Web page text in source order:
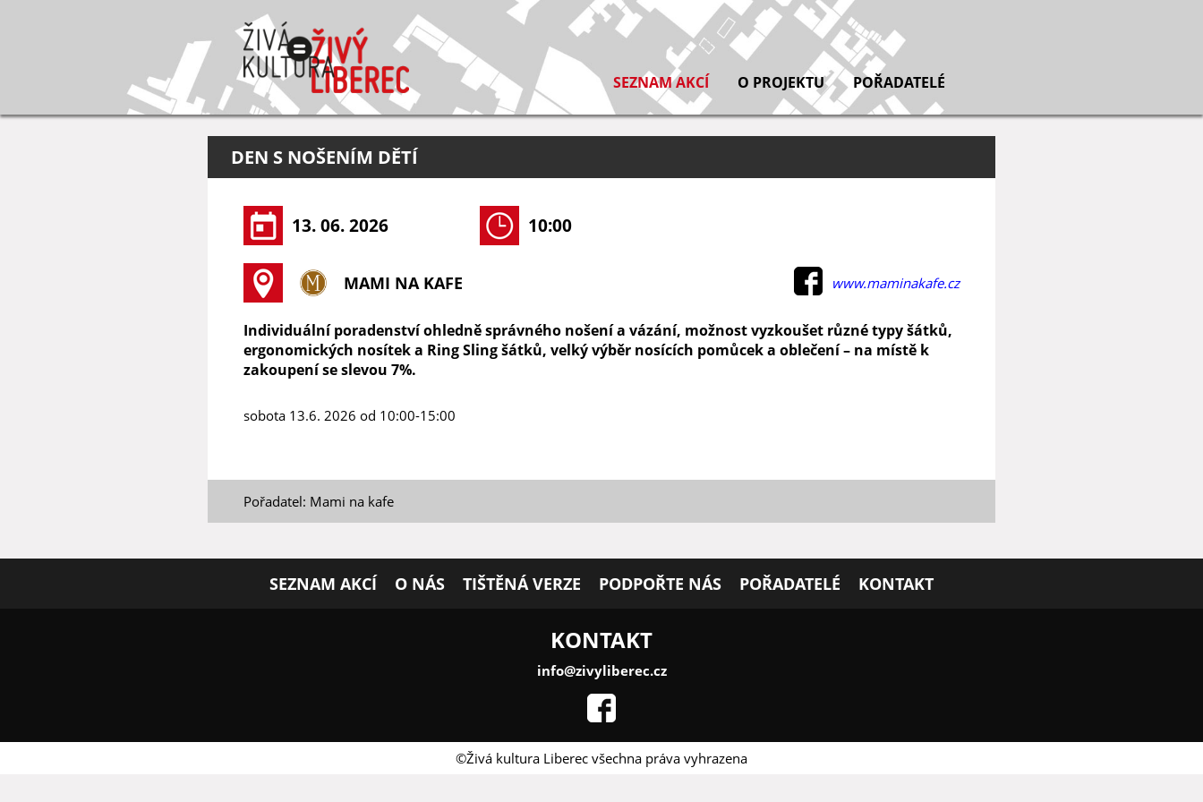
SEZNAM AKCÍ O PROJEKTU POŘADATELÉ
DEN S NOŠENÍM DĚTÍ
13. 06. 2026 10:00
MAMI NA KAFE www.maminakafe.cz
Individuální poradenství ohledně správného nošení a vázání, možnost vyzkoušet různé typy šátků,
ergonomických nosítek a Ring Sling šátků, velký výběr nosících pomůcek a oblečení – na místě k
zakoupení se slevou 7%.
sobota 13.6. 2026 od 10:00-15:00
Pořadatel: Mami na kafe
SEZNAM AKCÍ O NÁS TIŠTĚNÁ VERZE PODPOŘTE NÁS POŘADATELÉ KONTAKT
KONTAKT
info@zivyliberec.cz
©Živá kultura Liberec všechna práva vyhrazena